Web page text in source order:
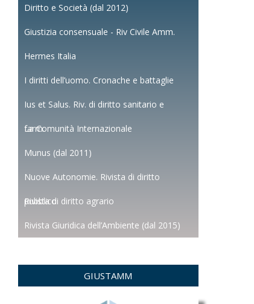
Diritto e Società (dal 2012)
Giustizia consensuale - Riv Civile Amm.
Hermes Italia
I diritti dell’uomo. Cronache e battaglie
Ius et Salus. Riv. di diritto sanitario e
farm.
La Comunità Internazionale
Munus (dal 2011)
Nuove Autonomie. Rivista di diritto
pubblico
Rivista di diritto agrario
Rivista Giuridica dell’Ambiente (dal 2015)
GIUSTAMM